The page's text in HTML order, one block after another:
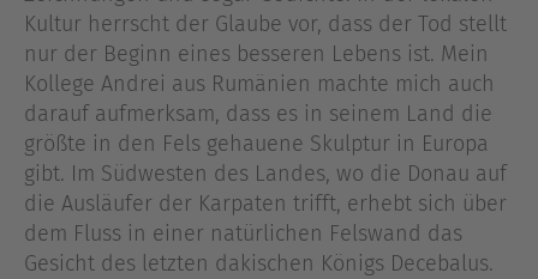
Kultur herrscht der Glaube vor, dass der Tod stellt
nur der Beginn eines besseren Lebens ist. Mein
Kollege Andrei aus Rumänien machte mich auch
darauf aufmerksam, dass es in seinem Land die
größte in den Fels gehauene Skulptur in Europa
gibt. Im Südwesten des Landes, wo die Donau auf
die Ausläufer der Karpaten trifft, erhebt sich über
dem Fluss in einer natürlichen Felswand das
Gesicht des letzten dakischen Königs Decebalus.